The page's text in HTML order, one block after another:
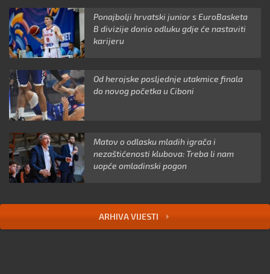
Ponajbolji hrvatski junior s EuroBasketa
B divizije donio odluku gdje će nastaviti
karijeru
Od herojske posljednje utakmice finala
do novog početka u Ciboni
Matov o odlasku mladih igrača i
nezaštićenosti klubova: Treba li nam
uopće omladinski pogon
ARHIVA VIJESTI